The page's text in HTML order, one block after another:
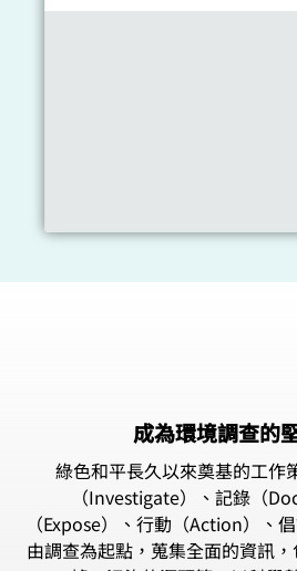
成為環境調查的
綠色和平長久以來奠基的工作
（Investigate）、記錄（
（Expose）、行動（Action）、
由調查為起點，蒐集全面的資訊